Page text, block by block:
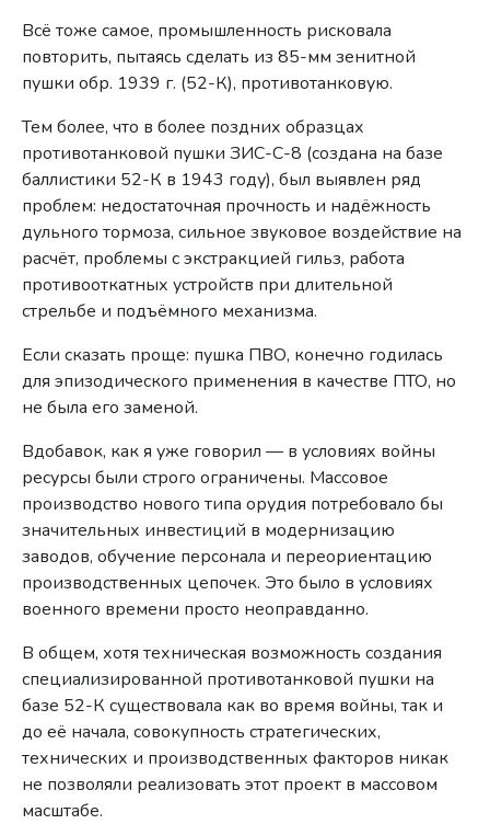
Всё тоже самое, промышленность рисковала
повторить, пытаясь сделать из 85-мм зенитной
пушки обр. 1939 г. (52-К), противотанковую.
Тем более, что в более поздних образцах
противотанковой пушки ЗИС-С-8 (создана на базе
баллистики 52-К в 1943 году), был выявлен ряд
проблем: недостаточная прочность и надёжность
дульного тормоза, сильное звуковое воздействие на
расчёт, проблемы с экстракцией гильз, работа
противооткатных устройств при длительной
стрельбе и подъёмного механизма.
Если сказать проще: пушка ПВО, конечно годилась
для эпизодического применения в качестве ПТО, но
не была его заменой.
Вдобавок, как я уже говорил — в условиях войны
ресурсы были строго ограничены. Массовое
производство нового типа орудия потребовало бы
значительных инвестиций в модернизацию
заводов, обучение персонала и переориентацию
производственных цепочек. Это было в условиях
военного времени просто неоправданно.
В общем, хотя техническая возможность создания
специализированной противотанковой пушки на
базе 52-К существовала как во время войны, так и
до её начала, совокупность стратегических,
технических и производственных факторов никак
не позволяли реализовать этот проект в массовом
масштабе.